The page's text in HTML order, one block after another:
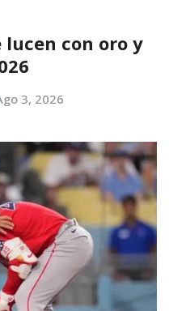
con oro y
3, 2026